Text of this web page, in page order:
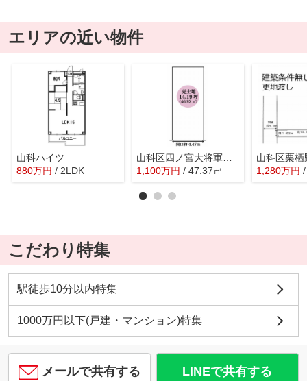
エリアの近い物件
山科ハイツ
880万円 / 2LDK
山科区四ノ宮大将軍町 売地（建築条件付き）
1,100万円 / 47.37㎡ 1,280万円
こだわり特集
駅徒歩10分以内特集
1000万円以下(戸建・マンション)特集
メールで共有する LINEで共有する